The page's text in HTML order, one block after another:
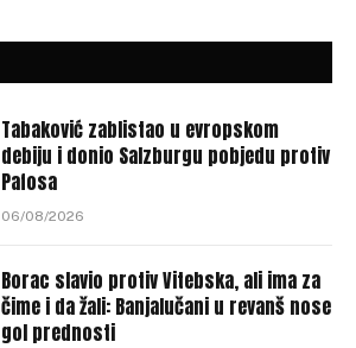
Tabaković zablistao u evropskom
debiju i donio Salzburgu pobjedu protiv
Pafosa
06/08/2026
Borac slavio protiv Vitebska, ali ima za
čime i da žali: Banjalučani u revanš nose
gol prednosti